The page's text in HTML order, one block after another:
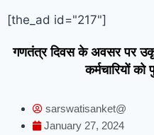
[the_ad id="217"]
गणतंत्र दिवस के अवसर पर
कर्मचारियों
sarswatisanket@
January 27, 2024